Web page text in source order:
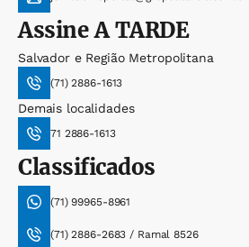
AssineA TARDE
Salvador e Região Metropolitana
(71) 2886-1613
Demais localidades
71 2886-1613
Classificados
(71) 99965-8961
(71) 2886-2683 / Ramal 8526